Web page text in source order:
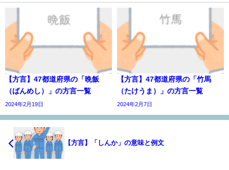
【方言】47都道府県の「晩飯
（ばんめし）」の方言一覧
2024年2月19日
【方言】47都道府県の「竹馬
（たけうま）」の方言一覧
2024年2月7日
【方言】「しんか」の意味と例文